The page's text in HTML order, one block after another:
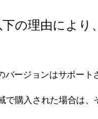
の理由により
バージョンはサポート
で購入された場合は